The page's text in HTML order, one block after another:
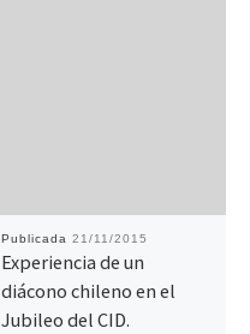
Publicada 21/11/2015
Experiencia de un
diácono chileno en el
Jubileo del CID.